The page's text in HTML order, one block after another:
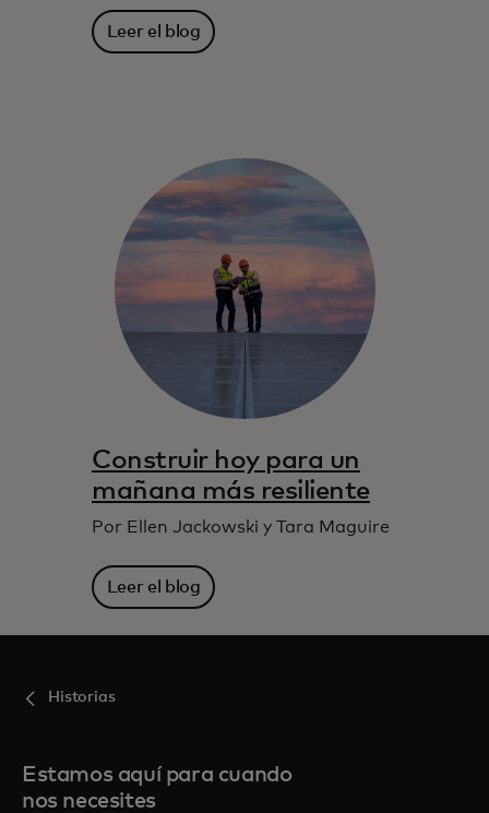
Leer el blog
Construir hoy para un
mañana más resiliente
Por Ellen Jackowski y Tara Maguire
Leer el blog
Historias
Estamos aquí para cuando
nos necesites